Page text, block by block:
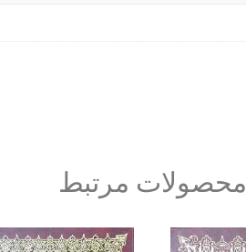
محصولات مرتبط